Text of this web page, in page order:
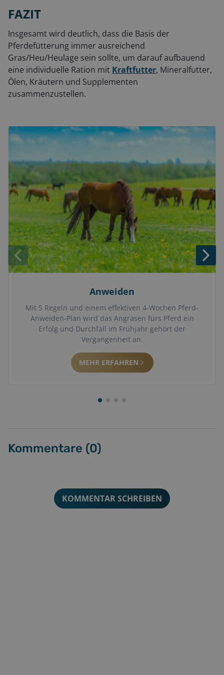
FAZIT
Insgesamt wird deutlich, dass die Basis der
Pferdefütterung immer ausreichend
Gras/Heu/Heulage sein sollte, um darauf aufbauend
eine individuelle Ration mit Kraftfutter, Mineralfutter,
Ölen, Kräutern und Supplementen
zusammenzustellen.
Anweiden
Mit 5 Regeln und einem effektiven 4-Wochen Pferd-
Anweiden-Plan wird das Angrasen fürs Pferd ein
Erfolg und Durchfall im Frühjahr gehört der
Vergangenheit an.
MEHR ERFAHREN
Kommentare (0)
KOMMENTAR SCHREIBEN